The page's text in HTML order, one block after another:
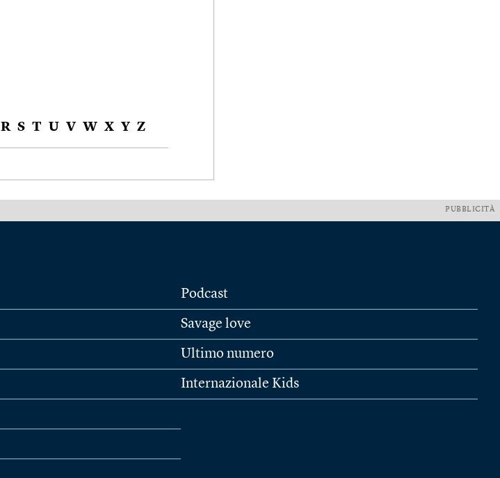
R S T U V W X Y Z
PUBBLICITÀ
Podcast
Savage love
Ultimo numero
Internazionale Kids